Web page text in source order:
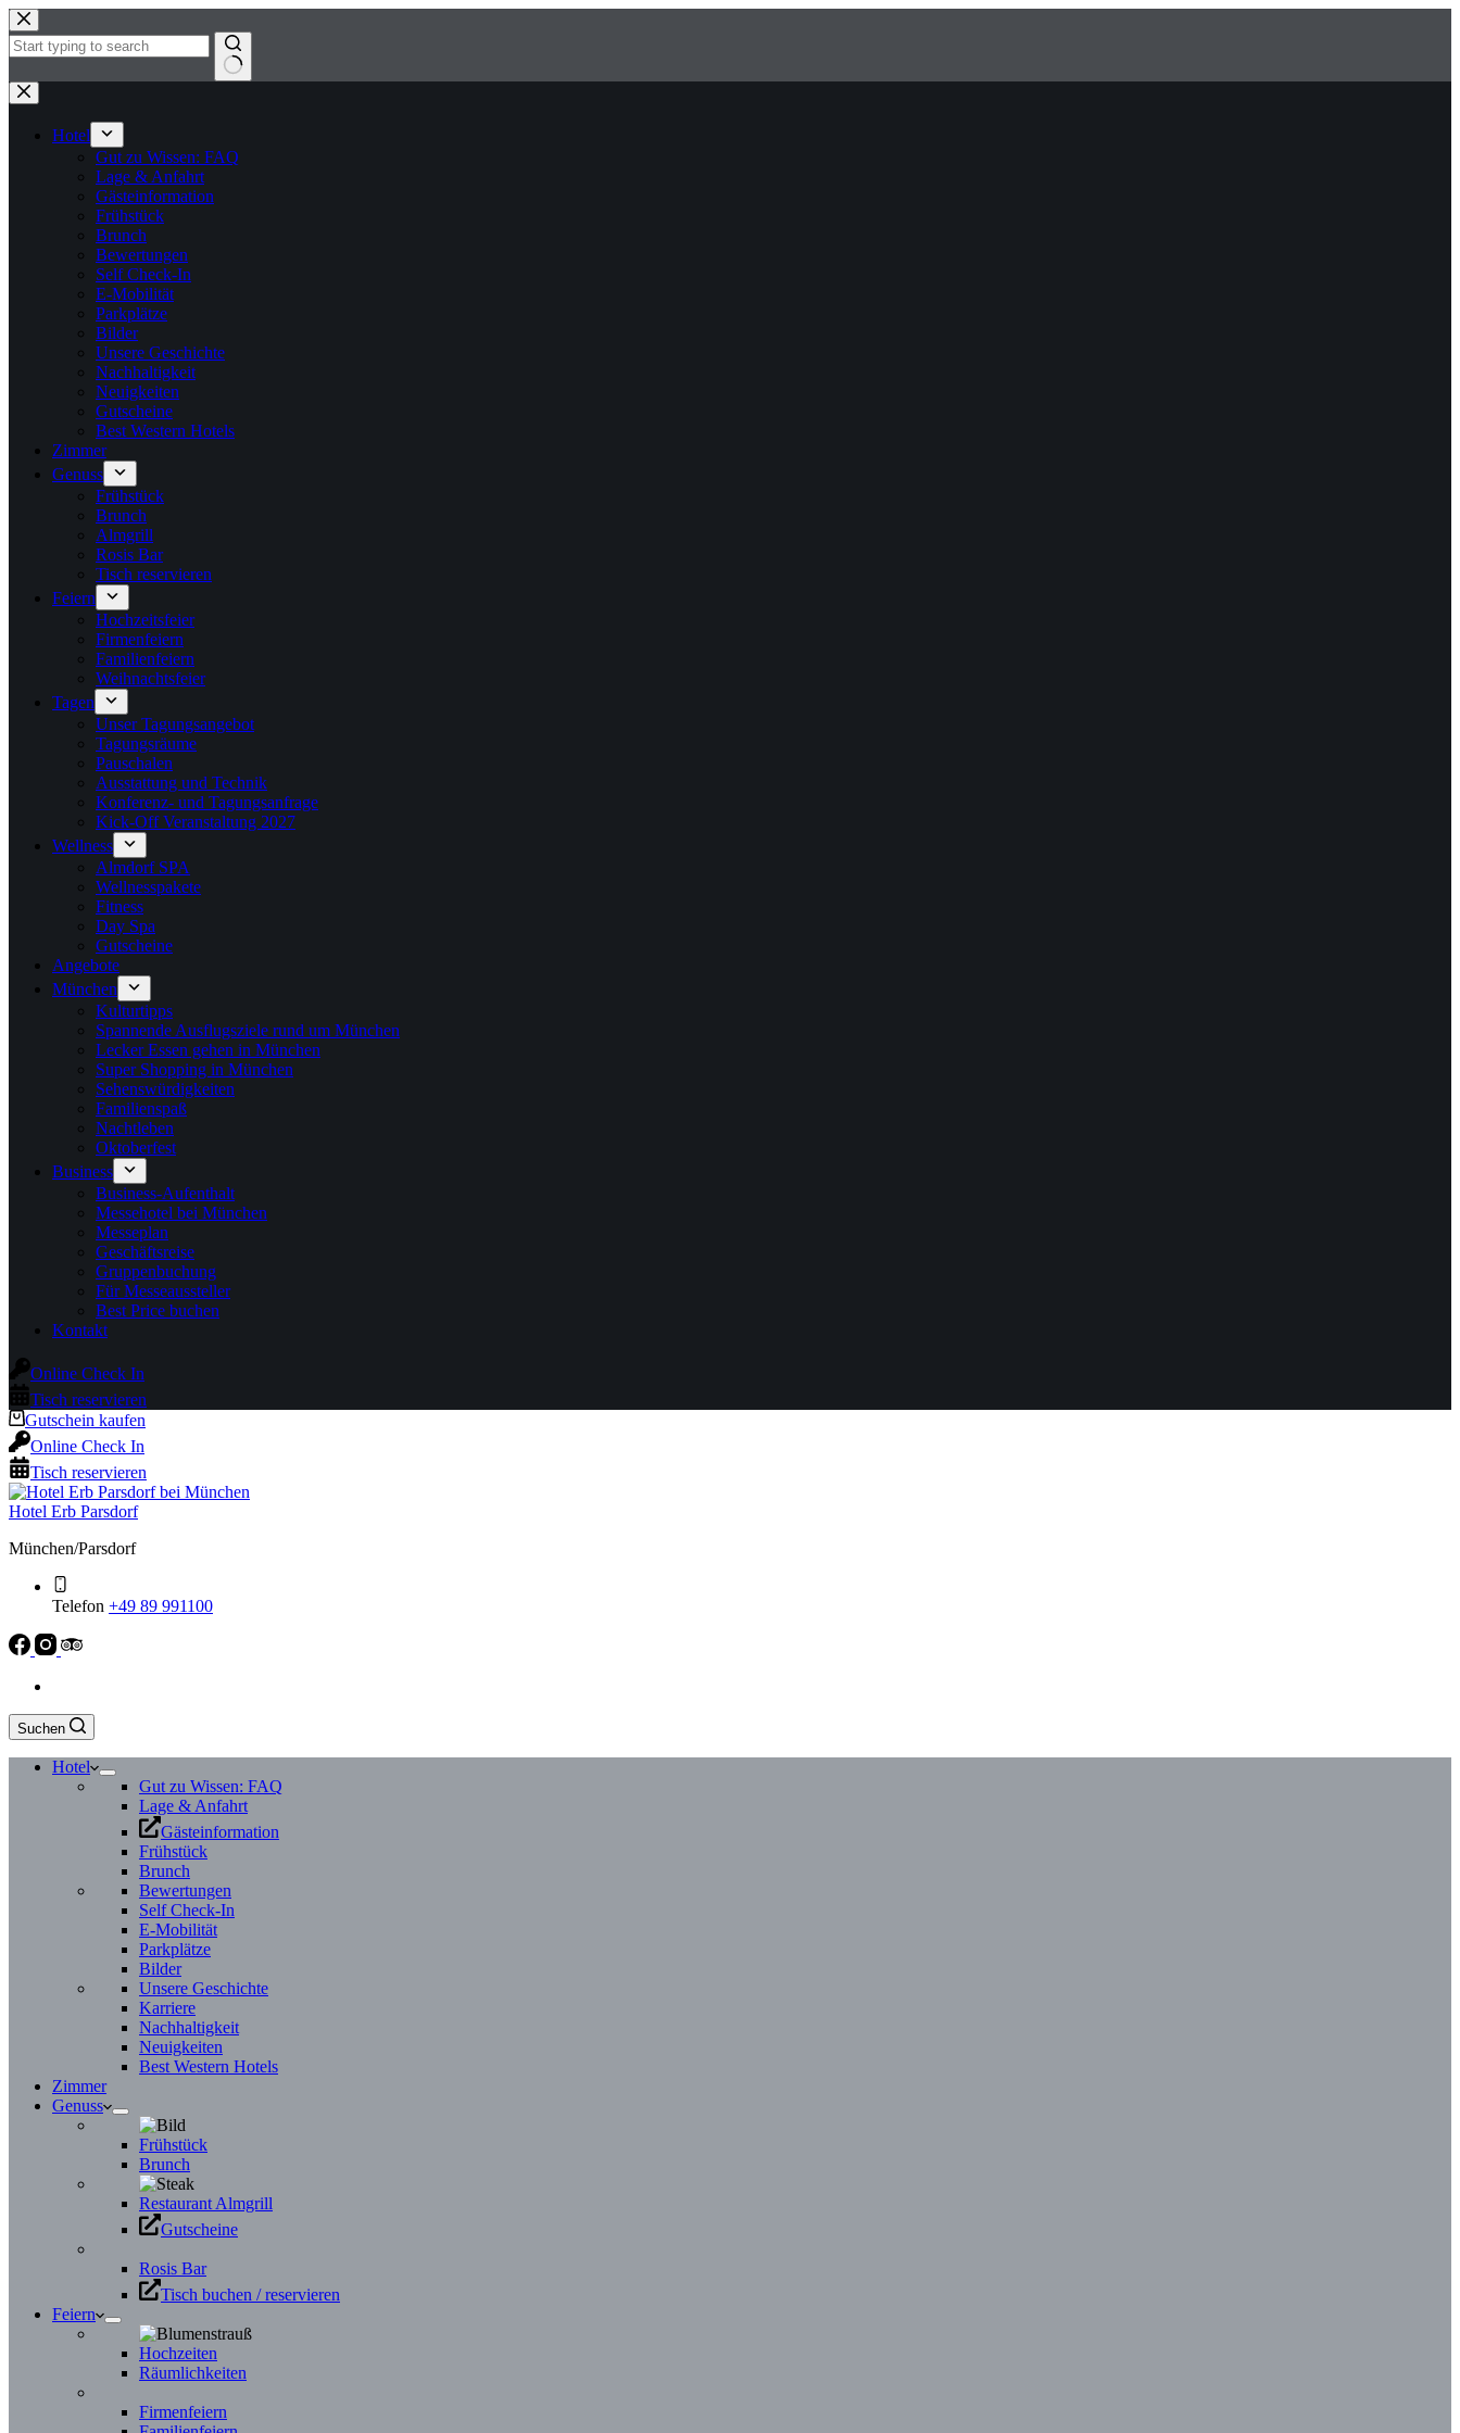
Zum
Inhalt
springen
Keine
Ergebnisse
Hotel
Gut zu Wissen: FAQ
Lage & Anfahrt
Gästeinformation
Frühstück
Brunch
Bewertungen
Self Check-In
E-Mobilität
Parkplätze
Bilder
Unsere Geschichte
Nachhaltigkeit
Neuigkeiten
Gutscheine
Best Western Hotels
Zimmer
Genuss
Frühstück
Brunch
Almgrill
Rosis Bar
Tisch reservieren
Feiern
Hochzeitsfeier
Firmenfeiern
Familienfeiern
Weihnachtsfeier
Tagen
Unser Tagungsangebot
Tagungsräume
Pauschalen
Ausstattung und Technik
Konferenz- und Tagungsanfrage
Kick-Off Veranstaltung 2027
Wellness
Almdorf SPA
Wellnesspakete
Fitness
Day Spa
Gutscheine
Angebote
München
Kulturtipps
Spannende Ausflugsziele rund um München
Lecker Essen gehen in München
Super Shopping in München
Sehenswürdigkeiten
Familienspaß
Nachtleben
Oktoberfest
Business
Business-Aufenthalt
Messehotel bei München
Messeplan
Geschäftsreise
Gruppenbuchung
Für Messeaussteller
Best Price buchen
Kontakt
Online Check In
Tisch reservieren
Gutschein kaufen
Online Check In
Tisch reservieren
Hotel Erb Parsdorf
München/Parsdorf
Telefon +49 89 991100
Suchen
Hotel
Gut zu Wissen: FAQ
Lage & Anfahrt
Gästeinformation
Frühstück
Brunch
Bewertungen
Self Check-In
E-Mobilität
Parkplätze
Bilder
Unsere Geschichte
Karriere
Nachhaltigkeit
Neuigkeiten
Best Western Hotels
Zimmer
Genuss
Frühstück
Brunch
Restaurant Almgrill
Gutscheine
Rosis Bar
Tisch buchen / reservieren
Feiern
Hochzeiten
Räumlichkeiten
Firmenfeiern